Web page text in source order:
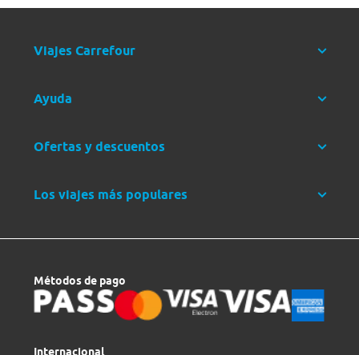
Viajes Carrefour
Ayuda
Ofertas y descuentos
Los viajes más populares
Métodos de pago
Internacional